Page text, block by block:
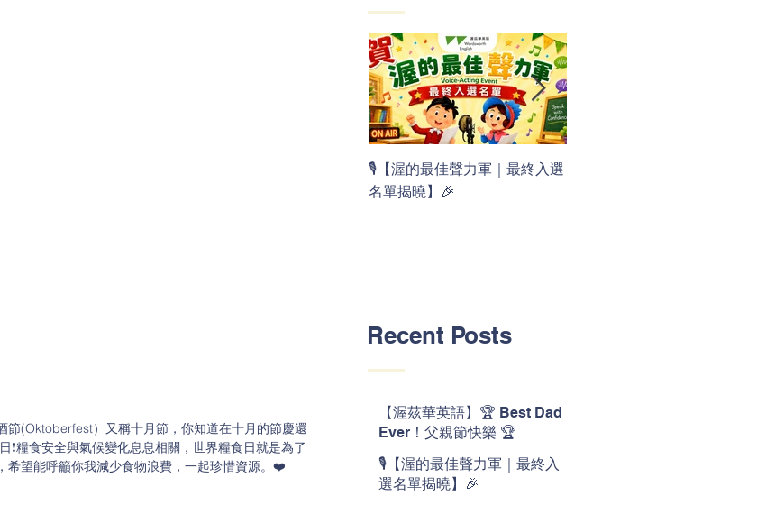
🎙️【渥的最佳聲力軍｜最終入選
名單揭曉】🎉
Recent Posts
【渥茲華英語】🏆 Best Dad
Ever！父親節快樂 🏆
🎙️【渥的最佳聲力軍｜最終入
選名單揭曉】🎉
節(Oktoberfest）又稱十月節，你知道在十月的節慶還
糧食安全與氣候變化息息相關，世界糧食日就是為了
希望能呼籲你我減少食物浪費，一起珍惜資源。❤️